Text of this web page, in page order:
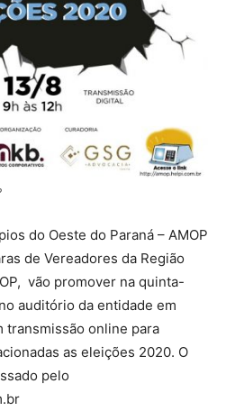
do Oeste do Paraná – AMOP
de Vereadores da Região
vão promover na quinta-
auditório da entidade em
transmissão online para
as eleições 2020. O
pelo